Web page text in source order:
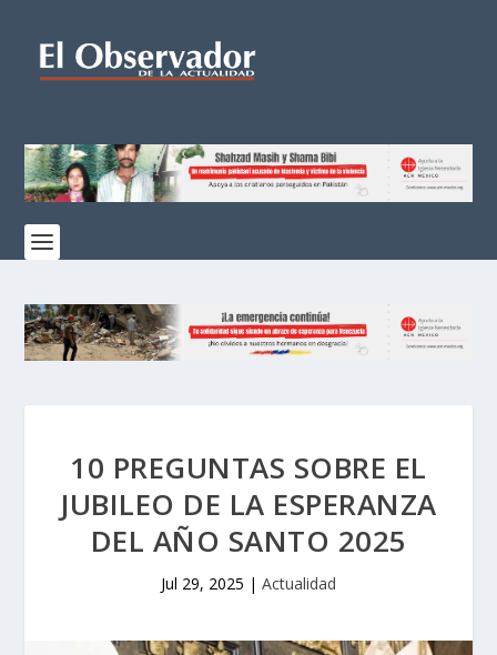
10 PREGUNTAS SOBRE EL
JUBILEO DE LA ESPERANZA
DEL AÑO SANTO 2025
Jul 29, 2025 | Actualidad